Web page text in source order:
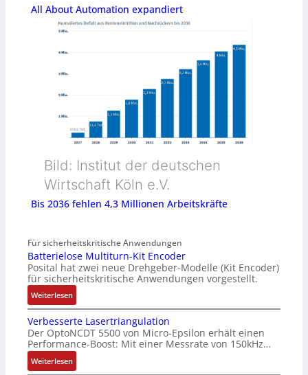
All About Automation expandiert
Bild: Institut der deutschen
Wirtschaft Köln e.V.
Bis 2036 fehlen 4,3 Millionen Arbeitskräfte
Für sicherheitskritische Anwendungen
Batterielose Multiturn-Kit Encoder
Posital hat zwei neue Drehgeber-Modelle (Kit Encoder)
für sicherheitskritische Anwendungen vorgestellt.
Weiterlesen:
B
a
t
t
e
r
Verbesserte Lasertriangulation
Der OptoNCDT 5500 von Micro-Epsilon erhält einen
Performance-Boost: Mit einer Messrate von 150kHz…
Weiterlesen: